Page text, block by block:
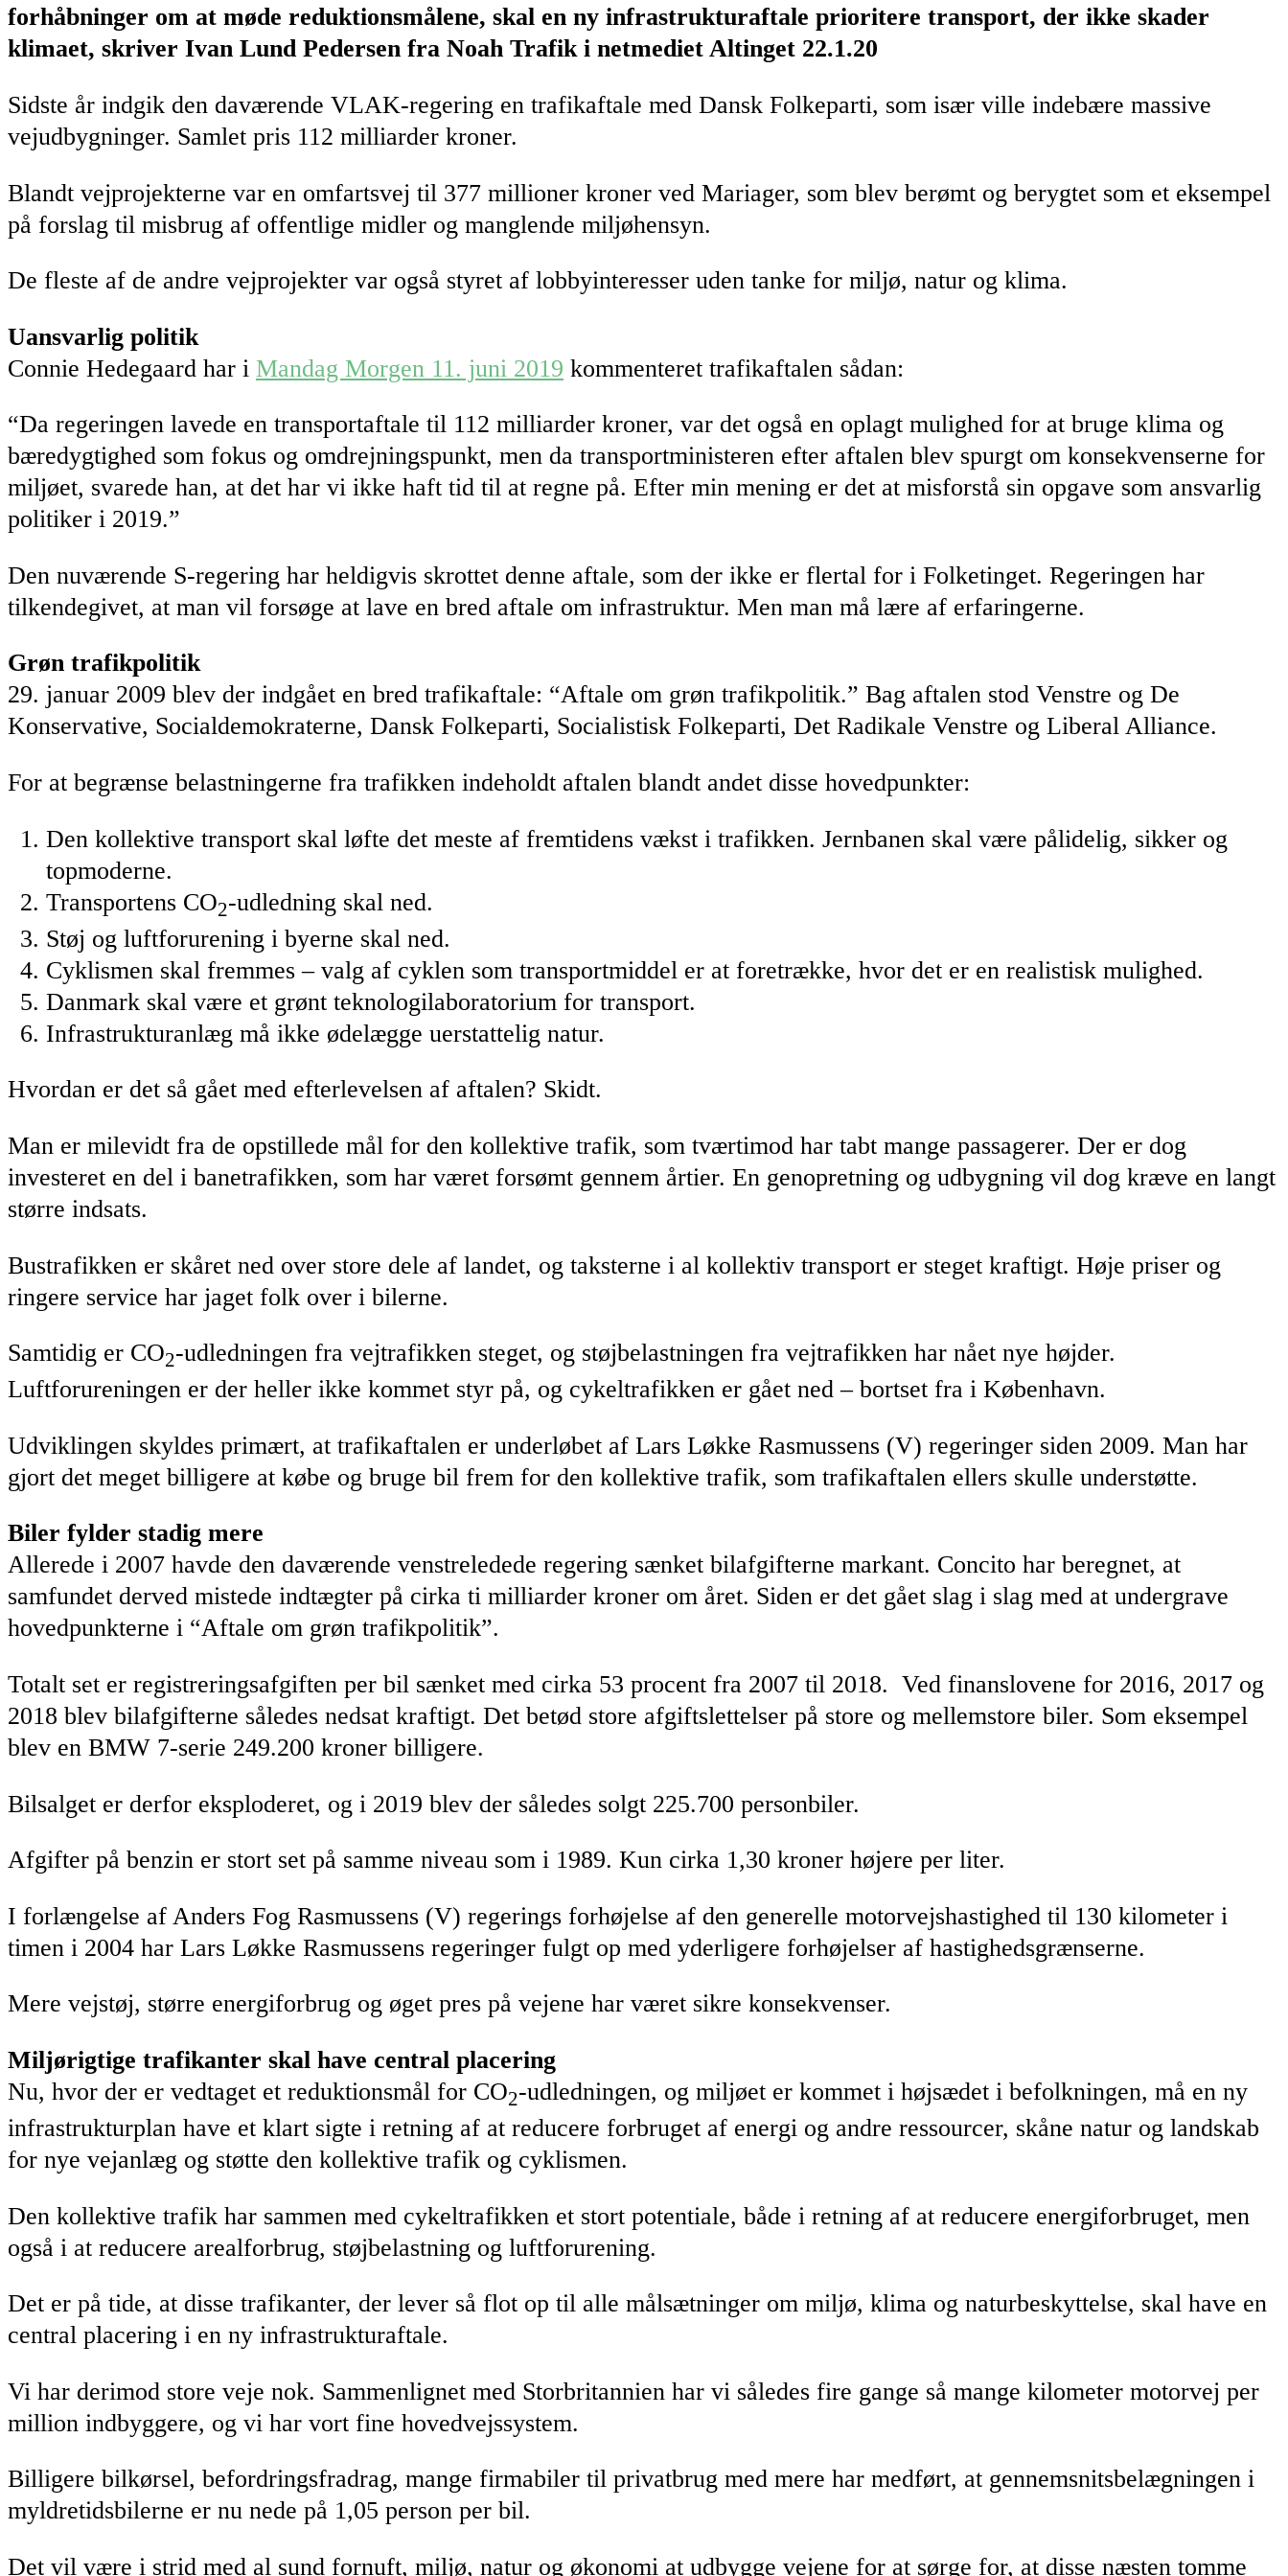
forhåbninger om at møde reduktionsmålene, skal en ny infrastrukturaftale prioritere transport, der ikke skader
klimaet, skriver Ivan Lund Pedersen fra Noah Trafik i netmediet Altinget 22.1.20
Sidste år indgik den daværende VLAK-regering en trafikaftale med Dansk Folkeparti, som især ville indebære massive
vejudbygninger. Samlet pris 112 milliarder kroner.
Blandt vejprojekterne var en omfartsvej til 377 millioner kroner ved Mariager, som blev berømt og berygtet som et eksempel
på forslag til misbrug af offentlige midler og manglende miljøhensyn.
De fleste af de andre vejprojekter var også styret af lobbyinteresser uden tanke for miljø, natur og klima.
Uansvarlig politik
Connie Hedegaard har i Mandag Morgen 11. juni 2019 kommenteret trafikaftalen sådan:
“Da regeringen lavede en transportaftale til 112 milliarder kroner, var det også en oplagt mulighed for at bruge klima og
bæredygtighed som fokus og omdrejningspunkt, men da transportministeren efter aftalen blev spurgt om konsekvenserne for
miljøet, svarede han, at det har vi ikke haft tid til at regne på. Efter min mening er det at misforstå sin opgave som ansvarlig
politiker i 2019.”
Den nuværende S-regering har heldigvis skrottet denne aftale, som der ikke er flertal for i Folketinget. Regeringen har
tilkendegivet, at man vil forsøge at lave en bred aftale om infrastruktur. Men man må lære af erfaringerne.
Grøn trafikpolitik
29. januar 2009 blev der indgået en bred trafikaftale: “Aftale om grøn trafikpolitik.” Bag aftalen stod Venstre og De
Konservative, Socialdemokraterne, Dansk Folkeparti, Socialistisk Folkeparti, Det Radikale Venstre og Liberal Alliance.
For at begrænse belastningerne fra trafikken indeholdt aftalen blandt andet disse hovedpunkter:
Den kollektive transport skal løfte det meste af fremtidens vækst i trafikken. Jernbanen skal være pålidelig, sikker og
topmoderne.
Transportens CO2-udledning skal ned.
Støj og luftforurening i byerne skal ned.
Cyklismen skal fremmes – valg af cyklen som transportmiddel er at foretrække, hvor det er en realistisk mulighed.
Danmark skal være et grønt teknologilaboratorium for transport.
Infrastrukturanlæg må ikke ødelægge uerstattelig natur.
Hvordan er det så gået med efterlevelsen af aftalen? Skidt.
Man er milevidt fra de opstillede mål for den kollektive trafik, som tværtimod har tabt mange passagerer. Der er dog
investeret en del i banetrafikken, som har været forsømt gennem årtier. En genopretning og udbygning vil dog kræve en langt
større indsats.
Bustrafikken er skåret ned over store dele af landet, og taksterne i al kollektiv transport er steget kraftigt. Høje priser og
ringere service har jaget folk over i bilerne.
Samtidig er CO2-udledningen fra vejtrafikken steget, og støjbelastningen fra vejtrafikken har nået nye højder.
Luftforureningen er der heller ikke kommet styr på, og cykeltrafikken er gået ned – bortset fra i København.
Udviklingen skyldes primært, at trafikaftalen er underløbet af Lars Løkke Rasmussens (V) regeringer siden 2009. Man har
gjort det meget billigere at købe og bruge bil frem for den kollektive trafik, som trafikaftalen ellers skulle understøtte.
Biler fylder stadig mere
Allerede i 2007 havde den daværende venstreledede regering sænket bilafgifterne markant. Concito har beregnet, at
samfundet derved mistede indtægter på cirka ti milliarder kroner om året. Siden er det gået slag i slag med at undergrave
hovedpunkterne i “Aftale om grøn trafikpolitik”.
Totalt set er registreringsafgiften per bil sænket med cirka 53 procent fra 2007 til 2018. Ved finanslovene for 2016, 2017 og
2018 blev bilafgifterne således nedsat kraftigt. Det betød store afgiftslettelser på store og mellemstore biler. Som eksempel
blev en BMW 7-serie 249.200 kroner billigere.
Bilsalget er derfor eksploderet, og i 2019 blev der således solgt 225.700 personbiler.
Afgifter på benzin er stort set på samme niveau som i 1989. Kun cirka 1,30 kroner højere per liter.
I forlængelse af Anders Fog Rasmussens (V) regerings forhøjelse af den generelle motorvejshastighed til 130 kilometer i
timen i 2004 har Lars Løkke Rasmussens regeringer fulgt op med yderligere forhøjelser af hastighedsgrænserne.
Mere vejstøj, større energiforbrug og øget pres på vejene har været sikre konsekvenser.
Miljørigtige trafikanter skal have central placering
Nu, hvor der er vedtaget et reduktionsmål for CO2-udledningen, og miljøet er kommet i højsædet i befolkningen, må en ny
infrastrukturplan have et klart sigte i retning af at reducere forbruget af energi og andre ressourcer, skåne natur og landskab
for nye vejanlæg og støtte den kollektive trafik og cyklismen.
Den kollektive trafik har sammen med cykeltrafikken et stort potentiale, både i retning af at reducere energiforbruget, men
også i at reducere arealforbrug, støjbelastning og luftforurening.
Det er på tide, at disse trafikanter, der lever så flot op til alle målsætninger om miljø, klima og naturbeskyttelse, skal have en
central placering i en ny infrastrukturaftale.
Vi har derimod store veje nok. Sammenlignet med Storbritannien har vi således fire gange så mange kilometer motorvej per
million indbyggere, og vi har vort fine hovedvejssystem.
Billigere bilkørsel, befordringsfradrag, mange firmabiler til privatbrug med mere har medført, at gennemsnitsbelægningen i
myldretidsbilerne er nu nede på 1,05 person per bil.
Det vil være i strid med al sund fornuft, miljø, natur og økonomi at udbygge vejene for at sørge for, at disse næsten tomme